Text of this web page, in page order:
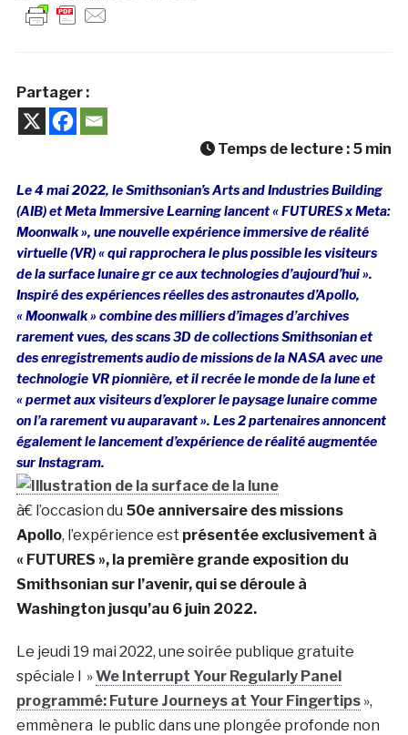
Partager :
Temps de lecture : 5 min
Le 4 mai 2022, le Smithsonian’s Arts and Industries Building
(AIB) et Meta Immersive Learning lancent « FUTURES x Meta:
Moonwalk », une nouvelle expérience immersive de réalité
virtuelle (VR) « qui rapprochera le plus possible les visiteurs
de la surface lunaire gr ce aux technologies d’aujourd’hui ».
Inspiré des expériences réelles des astronautes d’Apollo,
« Moonwalk » combine des milliers d’images d’archives
rarement vues, des scans 3D de collections Smithsonian et
des enregistrements audio de missions de la NASA avec une
technologie VR pionnière, et il recrée le monde de la lune et
« permet aux visiteurs d’explorer le paysage lunaire comme
on l’a rarement vu auparavant ». Les 2 partenaires annoncent
également le lancement d’expérience de réalité augmentée
sur Instagram.
à€ l’occasion du 50e anniversaire des missions
Apollo, l’expérience est présentée exclusivement à
« FUTURES », la première grande exposition du
Smithsonian sur l’avenir, qui se déroule à
Washington jusqu’au 6 juin 2022.
Le jeudi 19 mai 2022, une soirée publique gratuite
spéciale l »We Interrupt Your Regularly Panel
programmé: Future Journeys at Your Fingertips»,
emmènera le public dans une plongée profonde non